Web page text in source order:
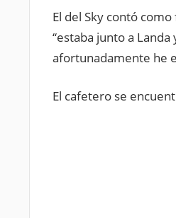
El del Sky contó
“estaba junto a
afortunadamente he
El cafetero se